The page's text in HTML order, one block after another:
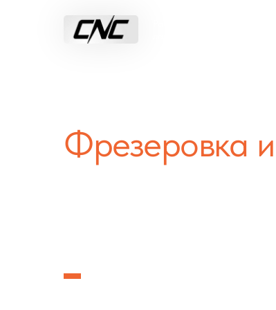
Фрезеровка
на заказ
в